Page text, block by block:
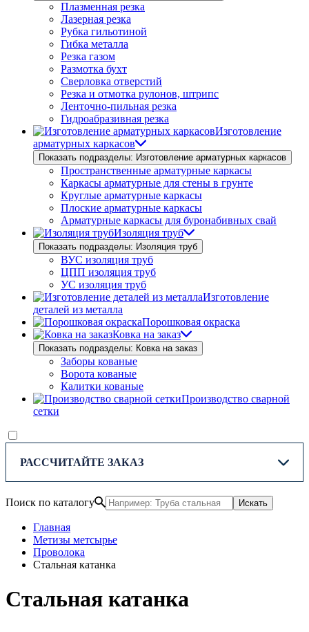
Плазменная резка
Лазерная резка
Рубка гильотиной
Гибка металла
Резка газом
Размотка бухт
Сверловка отверстий
Резка и отмотка рулонов, штрипс
Ленточно-пильная резка
Гидроабразивная резка
Изготовление
арматурных каркасов
Показать подразделы: Изготовление арматурных каркасов
Пространственные арматурные каркасы
Каркасы арматурные для стены в грунте
Круглые арматурные каркасы
Плоские арматурные каркасы
Арматурные каркасы для буронабивных свай
Изоляция труб
Показать подразделы: Изоляция труб
ВУС изоляция труб
ЦПП изоляция труб
УС изоляция труб
Изготовление
деталей из металла
Порошковая окраска
Ковка на заказ
Показать подразделы: Ковка на заказ
Заборы кованые
Ворота кованые
Калитки кованые
Производство сварной
сетки
РАССЧИТАЙТЕ ЗАКАЗ
Поиск по каталогу Искать
Главная
Метизы метсырье
Проволока
Стальная катанка
Стальная катанка